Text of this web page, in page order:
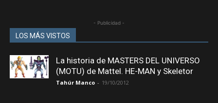
- Publicidad -
LOS MÁS VISTOS
La historia de MASTERS DEL UNIVERSO
(MOTU) de Mattel. HE-MAN y Skeletor
Tahúr Manco - 19/10/2012